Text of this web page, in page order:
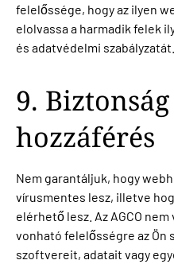
felelőssége, hogy az ilyen
elolvassa a harmadik felek
és adatvédelmi szabályzatát.
9. Biztonság
hozzáférés
Nem garantáljuk, hogy
vírusmentes lesz, illetve
elérhető lesz. Az AGCO
vonható felelősségre az
szoftvereit, adatait vagy